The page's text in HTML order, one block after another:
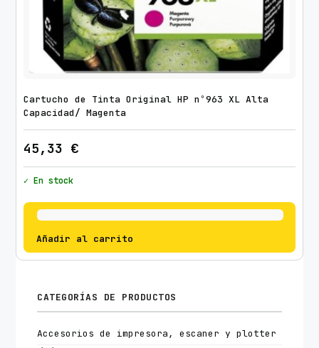
Cartucho de Tinta Original HP nº963 XL Alta
Capacidad/ Magenta
45,33 €
✓ En stock
Añadir al carrito
CATEGORÍAS DE PRODUCTOS
Accesorios de impresora, escaner y plotter